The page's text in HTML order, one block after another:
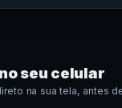
seu celular
na sua tela, antes